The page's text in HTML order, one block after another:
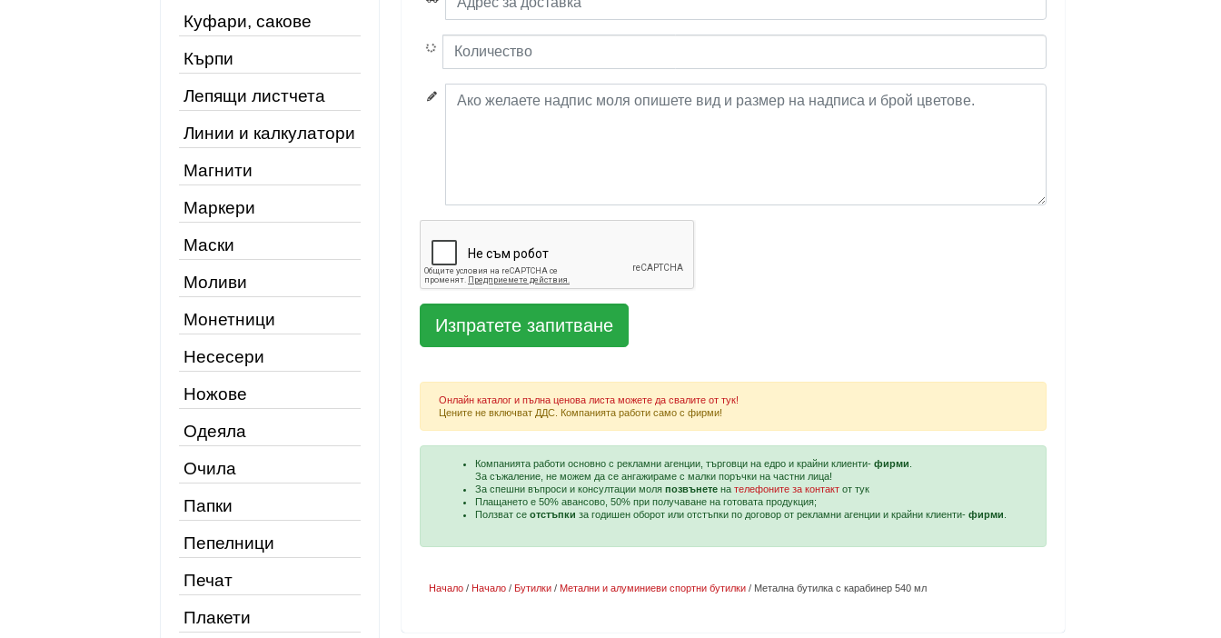
Куфари, сакове
Кърпи
Лепящи листчета
Линии и калкулатори
Магнити
Маркери
Маски
Моливи
Монетници
Несесери
Ножове
Одеяла
Очила
Папки
Пепелници
Печат
Плакети
Онлайн каталог и пълна ценова листа можете да свалите от тук!
Цените не включват ДДС. Компанията работи само с фирми!
Компанията работи основно с рекламни агенции, търговци на едро и крайни клиенти- фирми
За съжаление, не можем да се ангажираме с малки поръчки на частни лица!
За спешни въпроси и консултации моля позвънете на телефоните за контакт от тук
Плащането е 50% авансово, 50% при получаване на готовата продукция;
Ползват се отстъпки за годишен оборот или отстъпки по договор от рекламни агенции и крайни клиенти- фирми
Начало / Начало / Бутилки / Метални и алуминиеви спортни бутилки / Метална бутилка с карабинер 540 мл